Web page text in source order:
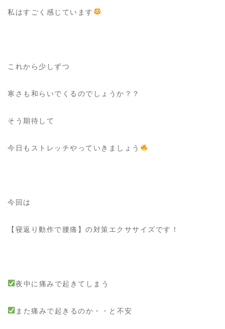
私はすごく感じています
これから少しずつ
寒さも和らいでくるのでしょうか？？
そう期待して
今日もストレッチやっていきましょう
今回は
【寝返り動作で腰痛】の対策エクササイズです！
夜中に痛みで起きてしまう
また痛みで起きるのか・・と不安